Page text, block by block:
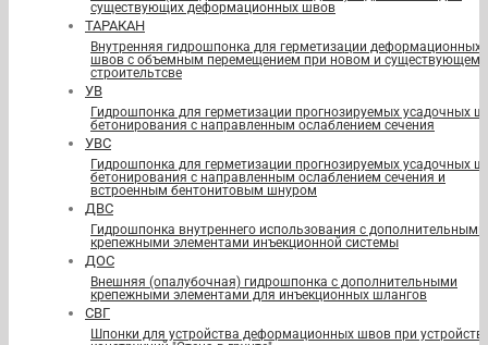
существующих деформационных швов
ТАРАКАН
Внутренняя гидрошпонка для герметизации деформационных
швов с объемным перемещением при новом и существующем
строительтсве
УВ
Гидрошпонка для герметизации прогнозируемых усадочных
бетонирования с направленным ослаблением сечения
УВС
Гидрошпонка для герметизации прогнозируемых усадочных
бетонирования с направленным ослаблением сечения и
встроенным бентонитовым шнуром
ДВС
Гидрошпонка внутреннего использования с дополнительными
крепежными элементами инъекционной системы
ДОС
Внешняя (опалубочная) гидрошпонка с дополнительными
крепежными элементами для инъекционных шлангов
СВГ
Шпонки для устройства деформационных швов при